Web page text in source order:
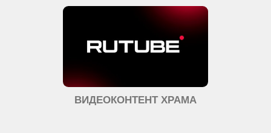
ВИДЕОКОНТЕНТ ХРАМА